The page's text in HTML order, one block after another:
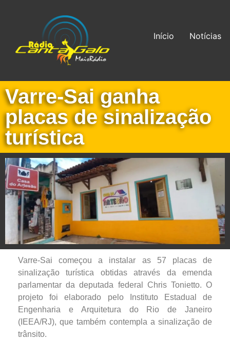
Início Notícias
Varre-Sai ganha
placas de sinalização
turística
Varre-Sai começou a instalar as 57 placas de
sinalização turística obtidas através da emenda
parlamentar da deputada federal Chris Tonietto. O
projeto foi elaborado pelo Instituto Estadual de
Engenharia e Arquitetura do Rio de Janeiro
(IEEA/RJ), que também contempla a sinalização de
trânsito.